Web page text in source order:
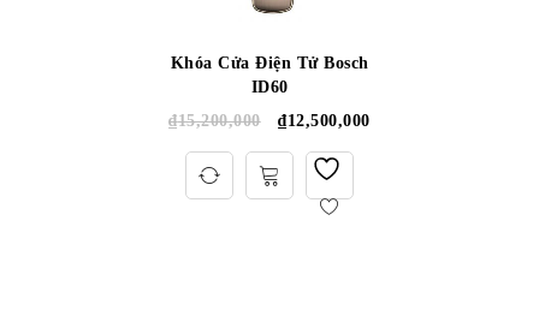
Khóa Cửa Điện Tử Bosch
ID60
₫15,200,000 ₫12,500,000